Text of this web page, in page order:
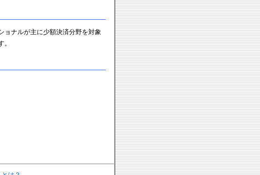
ョナルが主に少額決済分野を対象